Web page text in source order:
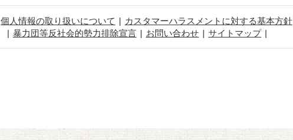
個人情報の取り扱いについて カスタマーハラスメントに対する基本方針
暴力団等反社会的勢力排除宣言
お問い合わせ サイトマップ